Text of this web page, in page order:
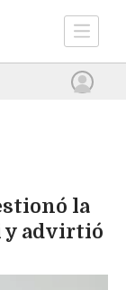
la
y advirtió